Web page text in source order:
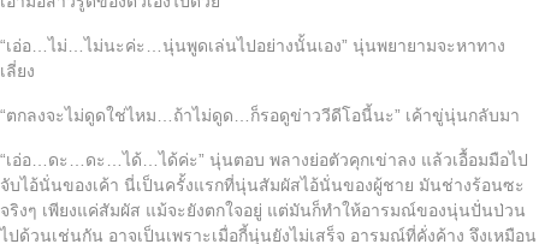
“เอ่อ…ไม่…ไม่นะค่ะ…นุ่นพูดเล่นไปอย่างนั้นเอง” นุ่นพยายามจะหาทาง
เลี่ยง
“ตกลงจะไม่ดูดใช่ไหม…ถ้าไม่ดูด…ก็รอดูข่าววีดีโอนี้นะ” เค้าขู่นุ่นกลับมา
“เอ่อ…ดะ…ดะ…ได้…ได้ค่ะ” นุ่นตอบ พลางย่อตัวคุกเข่าลง แล้วเอื้อมมือไป
จับไอ้นั่นของเค้า นี่เป็นครั้งแรกที่นุ่นสัมผัสไอ้นั่นของผู้ชาย มันช่างร้อนซะ
จริงๆ เพียงแค่สัมผัส แม้จะยังตกใจอยู่ แต่มันก็ทำให้อารมณ์ของนุ่นปั่นป่วน
ไปด้วนเช่นกัน อาจเป็นเพราะเมื่อกี้นุ่นยังไม่เสร็จ อารมณ์ที่คั่งค้าง จึงเหมือน